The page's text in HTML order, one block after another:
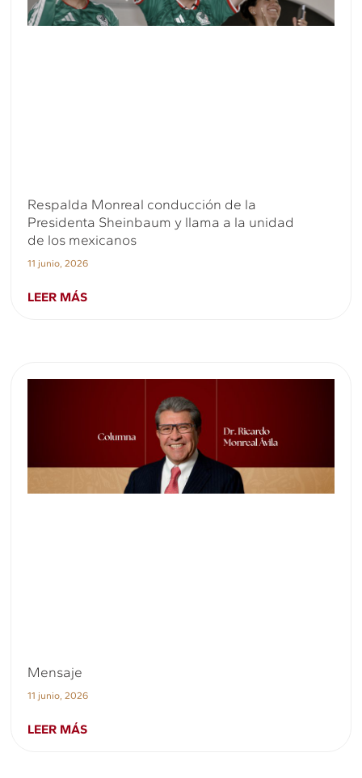
Respalda Monreal conducción de la
Presidenta Sheinbaum y llama a la unidad
de los mexicanos
11 junio, 2026
LEER MÁS
Mensaje
11 junio, 2026
LEER MÁS